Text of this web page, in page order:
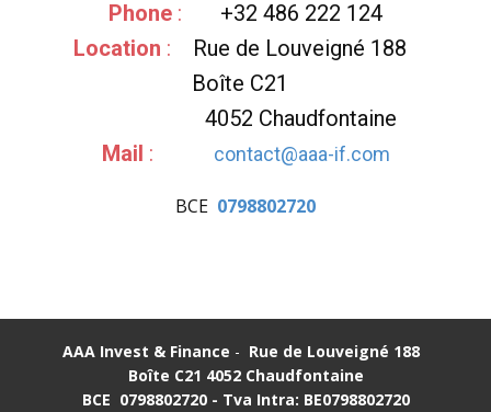
Phone :
+32 486 222 124
Location :
Rue de Louveigné 188
Boîte C21
4052 Chaudfontaine
Mail : contact@aaa-if.com
BCE 0798802720
AAA Invest & Finance - Rue de Louveigné 188
Boîte C21 4052 Chaudfontaine
BCE 0798802720 - Tva Intra: BE0798802720